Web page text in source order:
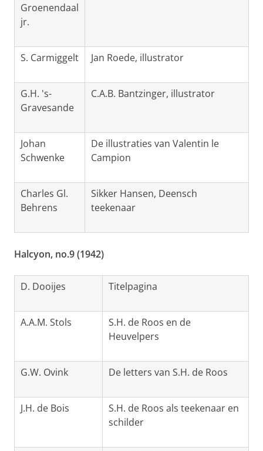
Groenendaal
jr.
S. Carmiggelt Jan Roede, illustrator
G.H. 's-
Gravesande
C.A.B. Bantzinger, illustrator
Johan
Schwenke
De illustraties van Valentin le
Campion
Charles Gl.
Behrens
Sikker Hansen, Deensch
teekenaar
Halcyon, no.9 (1942)
D. Dooijes Titelpagina
A.A.M. Stols
S.H. de Roos en de
Heuvelpers
G.W. Ovink De letters van S.H. de Roos
J.H. de Bois
S.H. de Roos als teekenaar en
schilder